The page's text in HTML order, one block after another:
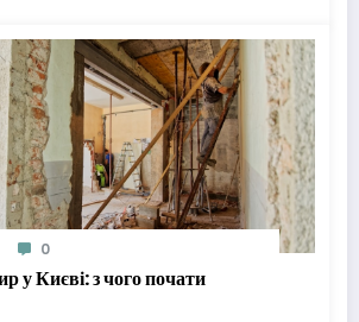
0
у Києві: з чого почати